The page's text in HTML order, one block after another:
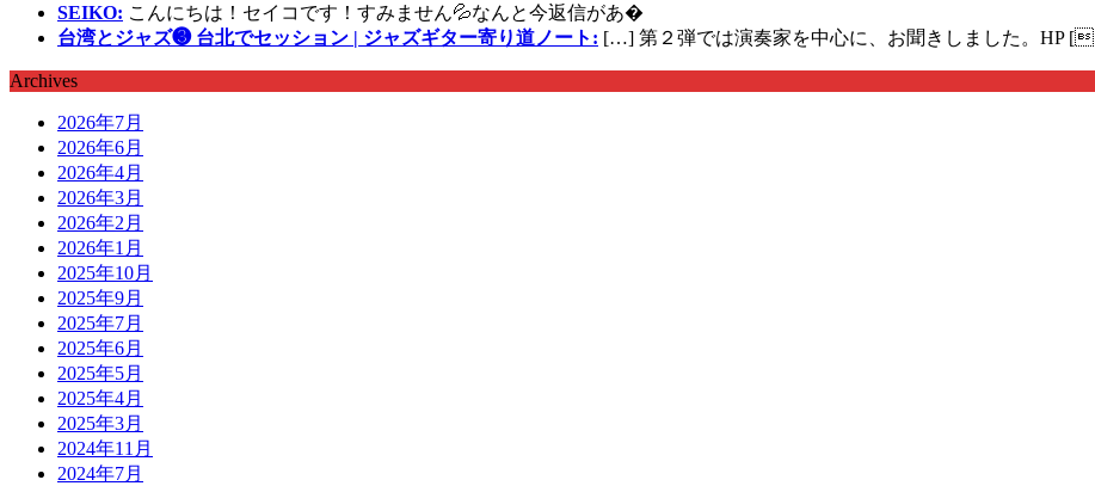
SEIKO: こんにちは！セイコです！すみません💦なんと今返信があ�
台湾とジャズ❸ 台北でセッション | ジャズギター寄り道ノート: […] 第２弾では演奏家を中心に、お聞きしました。HP [
Archives
2026年7月
2026年6月
2026年4月
2026年3月
2026年2月
2026年1月
2025年10月
2025年9月
2025年7月
2025年6月
2025年5月
2025年4月
2025年3月
2024年11月
2024年7月